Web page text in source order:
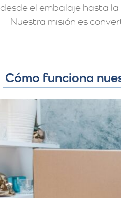
desde el embalaje hasta
Nuestra misión es
Cómo funciona